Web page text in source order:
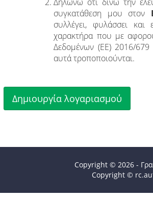
συγκατάθεση μου στον
συλλέγει, φυλάσσει
χαρακτήρα που με
Δεδομένων (ΕΕ) 2016/679
αυτά τροποποιούνται.
Copyright © 2026 -
Copyright ©